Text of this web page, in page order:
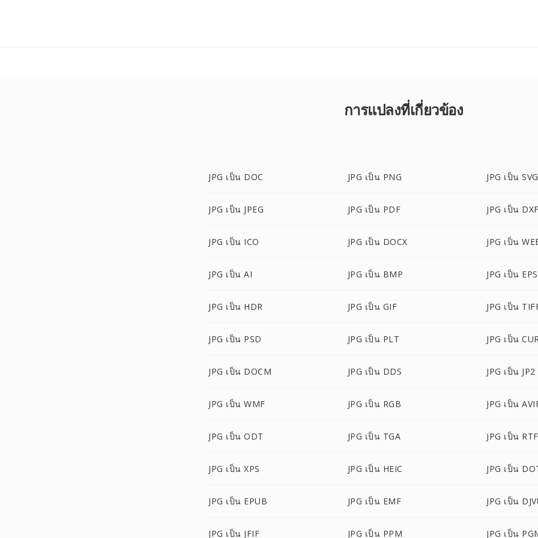
การแปลงที่เกี่ยวข้อง
JPG เป็น DOC JPG เป็น PNG JPG เป็น SVG
JPG เป็น JPEG JPG เป็น PDF JPG เป็น DXF
JPG เป็น ICO JPG เป็น DOCX JPG เป็น
JPG เป็น AI JPG เป็น BMP JPG เป็น EPS
JPG เป็น HDR JPG เป็น GIF JPG เป็น
JPG เป็น PSD JPG เป็น PLT JPG เป็น
JPG เป็น DOCM JPG เป็น DDS JPG เป็น JP2
JPG เป็น WMF JPG เป็น RGB JPG เป็น
JPG เป็น ODT JPG เป็น TGA JPG เป็น RTF
JPG เป็น XPS JPG เป็น HEIC JPG เป็น
JPG เป็น EPUB JPG เป็น EMF JPG เป็น
JPG เป็น JFIF JPG เป็น PPM JPG เป็น